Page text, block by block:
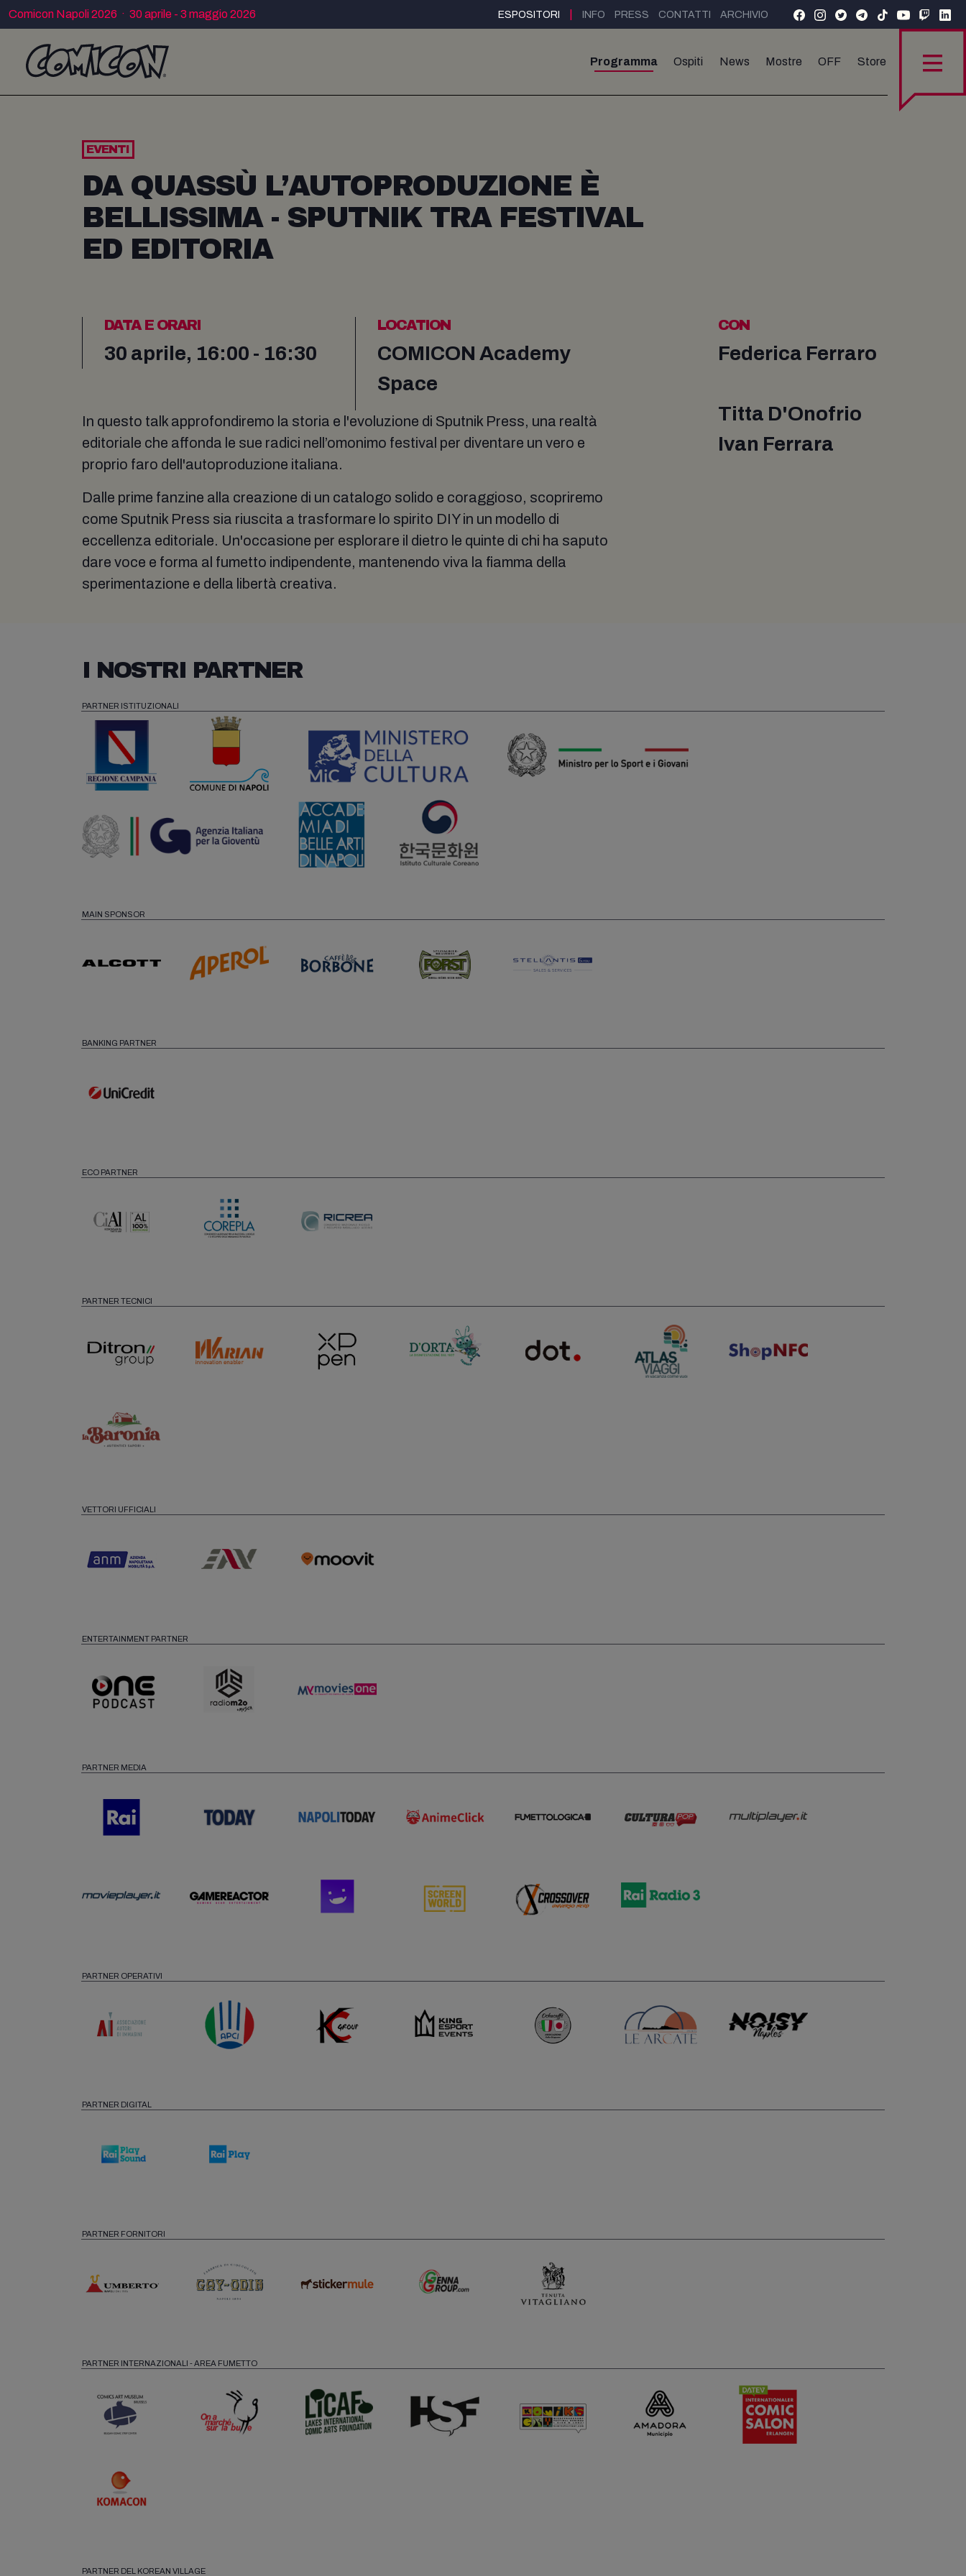
Comicon Napoli 2026 · 30 aprile - 3 maggio 2026 ESPOSITORI INFO PRESS CONTATTI ARCHIVIO
Programma Ospiti News Mostre OFF Store
EVENTI
DA QUASSÙ L’AUTOPRODUZIONE È
BELLISSIMA - SPUTNIK TRA FESTIVAL
ED EDITORIA
DATA E ORARI
30 aprile, 16:00 - 16:30
LOCATION
COMICON Academy
Space
In questo talk approfondiremo la storia e l'evoluzione di Sputnik Press, una realtà
editoriale che affonda le sue radici nell’omonimo festival per diventare un vero e
proprio faro dell'autoproduzione italiana.
Dalle prime fanzine alla creazione di un catalogo solido e coraggioso, scopriremo
come Sputnik Press sia riuscita a trasformare lo spirito DIY in un modello di
eccellenza editoriale. Un'occasione per esplorare il dietro le quinte di chi ha saputo
dare voce e forma al fumetto indipendente, mantenendo viva la fiamma della
sperimentazione e della libertà creativa.
CON
Federica Ferraro
Titta D'Onofrio
Ivan Ferrara
I NOSTRI PARTNER
PARTNER ISTITUZIONALI
MAIN SPONSOR
BANKING PARTNER
ECO PARTNER
PARTNER TECNICI
VETTORI UFFICIALI
ENTERTAINMENT PARTNER
PARTNER MEDIA
PARTNER OPERATIVI
PARTNER DIGITAL
PARTNER FORNITORI
PARTNER INTERNAZIONALI - AREA FUMETTO
PARTNER DEL KOREAN VILLAGE